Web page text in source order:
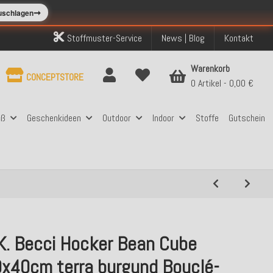
➞
Stoffmuster-Service News | Blog Kontakt
Geschenkideen Outdoor Indoor Stoffe Gutschein
CONCEPTSTORE
Warenkorb
0 Artikel
0,00 €
Becci Hocker Bean Cube
terra burgund Bouclé-